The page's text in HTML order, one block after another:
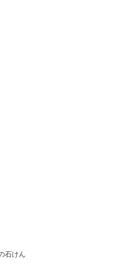
石けん